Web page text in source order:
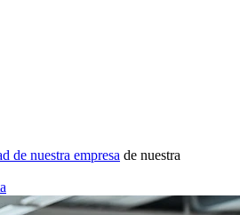
de nuestra empresa de nuestra